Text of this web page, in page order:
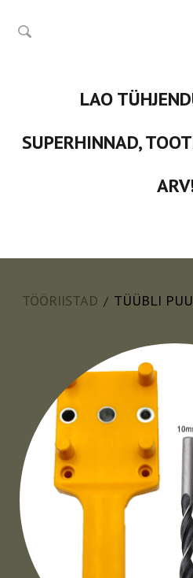
LAO
SUPERHINNAD,
TÖÖRIISTAD / TÜÜBLI